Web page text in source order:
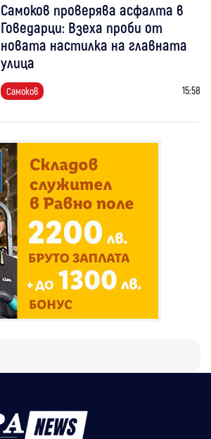
Самоков проверява асфалта в
Говедарци: Взеха проби от
новата настилка на главната
улица
Самоков 15:58